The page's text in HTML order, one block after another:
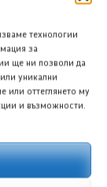
технологии
за
ще ни позволи да
уникални
или оттеглянето му
и възможности.
на
Паджеро,